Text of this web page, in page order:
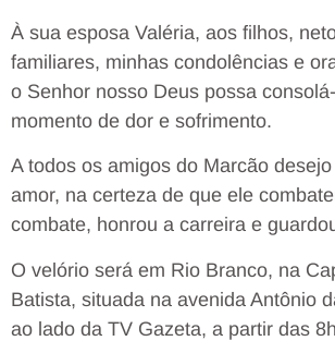
À sua esposa Valéria, aos filhos,
familiares, minhas condolências e
o Senhor nosso Deus possa
momento de dor e sofrimento.
A todos os amigos do Marcão
amor, na certeza de que ele
combate, honrou a carreira e
O velório será em Rio Branco, na
Batista, situada na avenida Antônio
ao lado da TV Gazeta, a partir das